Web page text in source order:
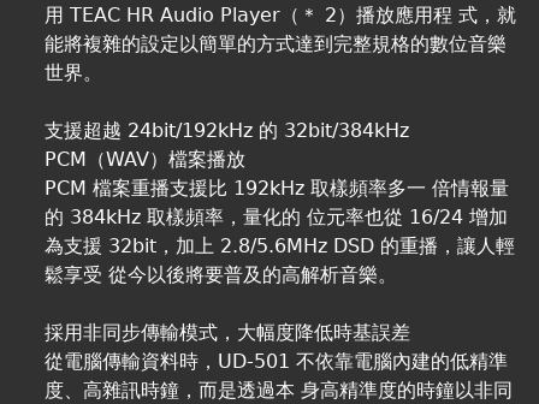
用 TEAC HR Audio Player（＊ 2）播放應用程 式，就
能將複雜的設定以簡單的方式達到完整規格的數位音樂
世界。
支援超越 24bit/192kHz 的 32bit/384kHz
PCM（WAV）檔案播放
PCM 檔案重播支援比 192kHz 取樣頻率多一 倍情報量
的 384kHz 取樣頻率，量化的 位元率也從 16/24 增加
為支援 32bit，加上 2.8/5.6MHz DSD 的重播，讓人輕
鬆享受 從今以後將要普及的高解析音樂。
採用非同步傳輸模式，大幅度降低時基誤差
從電腦傳輸資料時，UD-501 不依靠電腦內建的低精準
度、高雜訊時鐘，而是透過本 身高精準度的時鐘以非同